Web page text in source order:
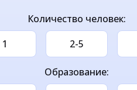
Количество человек:
1
2-5
Образование: